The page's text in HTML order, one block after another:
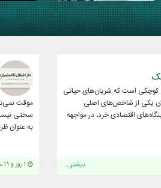
موقت
سختی
به عنوان
۱ روز و ۱۹ ساعت پیش
کوچکی است که شریان‌های حیاتی
یکی از شاخص‌های اصلی
اقتصادی خرد، در مواجهه
بیشتر...